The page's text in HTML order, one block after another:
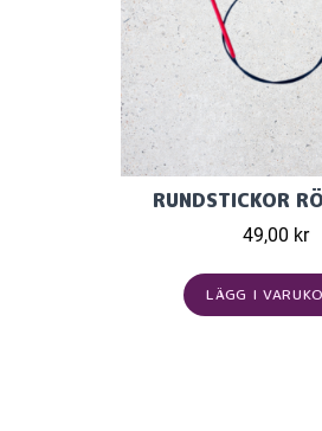
RUNDSTICKOR
49,00 kr
LÄGG I